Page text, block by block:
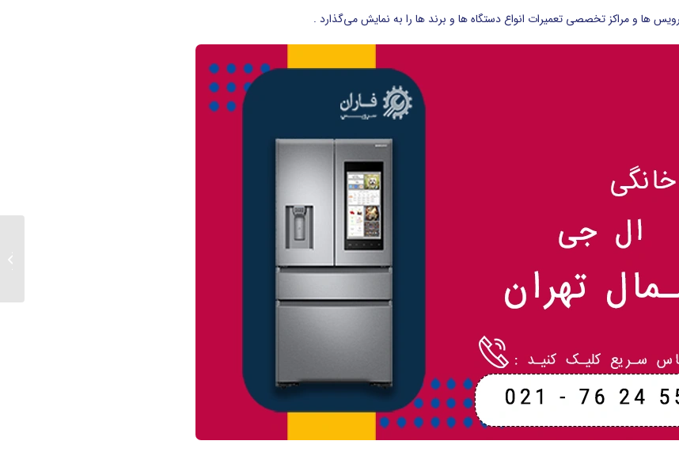
ها و مراکز تخصصی تعمیرات انواع دستگاه ها و برند ها را به نمایش می‌گذارد .